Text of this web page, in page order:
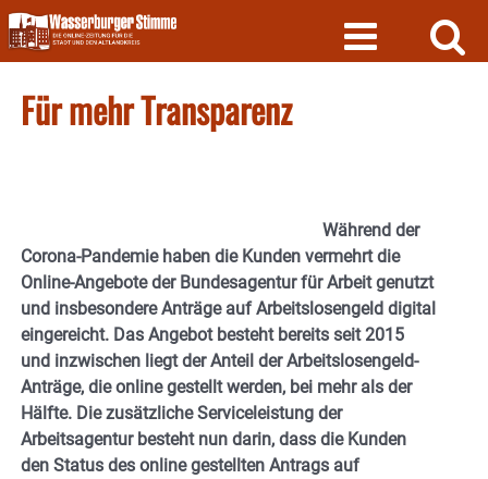
Skip
to
content
Für mehr Transparenz
Während der
Corona-Pandemie haben die Kunden vermehrt die
Online-Angebote der Bundesagentur für Arbeit genutzt
und insbesondere Anträge auf Arbeitslosengeld digital
eingereicht. Das Angebot besteht bereits seit 2015
und inzwischen liegt der Anteil der Arbeitslosengeld-
Anträge, die online gestellt werden, bei mehr als der
Hälfte. Die zusätzliche Serviceleistung der
Arbeitsagentur besteht nun darin, dass die Kunden
den Status des online gestellten Antrags auf